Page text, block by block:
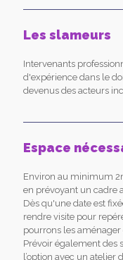
Les slameurs
Intervenants
d'expérience dans le
devenus des acteurs
Espace
Environ au minimum
en prévoyant un cadre
Dès qu'une date est
rendre visite pour
pourrons les
Prévoir également des
l’option avec un atelier